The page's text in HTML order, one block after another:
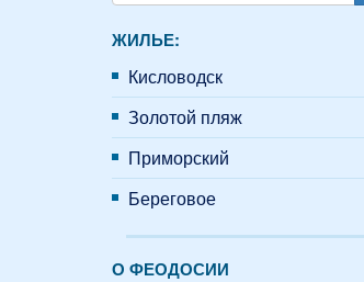
ЖИЛЬЕ:
Кисловодск
Золотой пляж
Приморский
Береговое
О ФЕОДОСИИ